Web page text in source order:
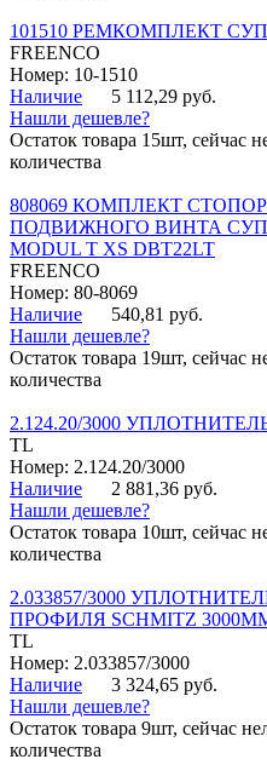
101510 РЕМКОМПЛЕКТ
FREENCO
Номер: 10-1510
Наличие
5 112,29 руб.
Нашли дешевле?
Остаток товара 15шт, сейчас
количества
808069 КОМПЛЕКТ
ПОДВИЖНОГО ВИНТА
MODUL T XS DBT22LT
FREENCO
Номер: 80-8069
Наличие
540,81 руб.
Нашли дешевле?
Остаток товара 19шт, сейчас
количества
2.124.20/3000
TL
Номер: 2.124.20/3000
Наличие
2 881,36 руб.
Нашли дешевле?
Остаток товара 10шт, сейчас
количества
2.033857/3000
ПРОФИЛЯ SCHMITZ
TL
Номер: 2.033857/3000
Наличие
3 324,65 руб.
Нашли дешевле?
Остаток товара 9шт, сейчас
количества